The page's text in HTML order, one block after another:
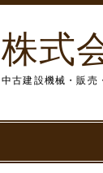
株式
中古建設機械・販売